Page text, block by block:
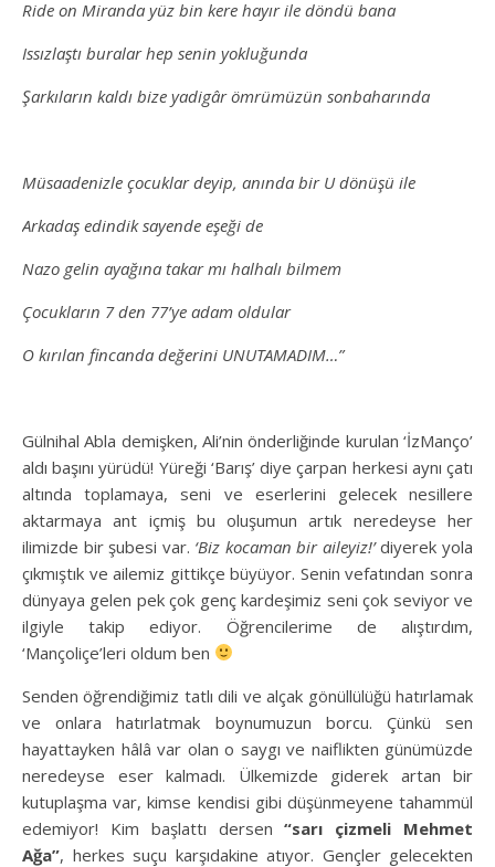
Ride on Miranda yüz bin kere hayır ile döndü bana
Issızlaştı buralar hep senin yokluğunda
Şarkıların kaldı bize yadigâr ömrümüzün sonbaharında
Müsaadenizle çocuklar deyip, anında bir U dönüşü ile
Arkadaş edindik sayende eşeği de
Nazo gelin ayağına takar mı halhalı bilmem
Çocukların 7 den 77’ye adam oldular
O kırılan fincanda değerini UNUTAMADIM…”
Gülnihal Abla demişken, Ali’nin önderliğinde kurulan ‘İzManço’
aldı başını yürüdü! Yüreği ‘Barış’ diye çarpan herkesi aynı çatı
altında toplamaya, seni ve eserlerini gelecek nesillere
aktarmaya ant içmiş bu oluşumun artık neredeyse her
ilimizde bir şubesi var. ‘Biz kocaman bir aileyiz!’diyerek yola
çıkmıştık ve ailemiz gittikçe büyüyor. Senin vefatından sonra
dünyaya gelen pek çok genç kardeşimiz seni çok seviyor ve
ilgiyle takip ediyor. Öğrencilerime de alıştırdım,
‘Mançoliçe’leri oldum ben
Senden öğrendiğimiz tatlı dili ve alçak gönüllülüğü hatırlamak
ve onlara hatırlatmak boynumuzun borcu. Çünkü sen
hayattayken hâlâ var olan o saygı ve naiflikten günümüzde
neredeyse eser kalmadı. Ülkemizde giderek artan bir
kutuplaşma var, kimse kendisi gibi düşünmeyene tahammül
edemiyor! Kim başlattı dersen“sarı çizmeli Mehmet
Ağa”, herkes suçu karşıdakine atıyor. Gençler gelecekten